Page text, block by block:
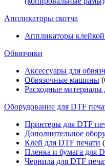
Аппликаторы скотча
Аппликаторы
Обвязчики
Аксессуары для
Обвязочные машины
Расходные материалы
Оборудование для DTF
Принтеры для DTF
Дополнительное
Клей для DTF печати
Пленка и бумага для
Чернила для DTF